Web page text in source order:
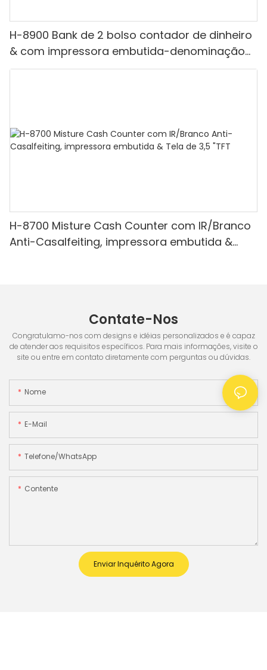
H-8900 Bank de 2 bolso contador de dinheiro
& com impressora embutida-denominação
mista, luz branca/ir/uv/mg de detecção &
H-8700 Misture Cash Counter com IR/Branco
Anti-Casalfeiting, impressora embutida &
Contate-Nos
Congratulamo-nos com designs e idéias personalizados e é capaz
de atender aos requisitos específicos. Para mais informações, visite o
site ou entre em contato diretamente com perguntas ou dúvidas.
Nome
E-Mail
Telefone/WhatsApp
Contente
Enviar Inquérito Agora